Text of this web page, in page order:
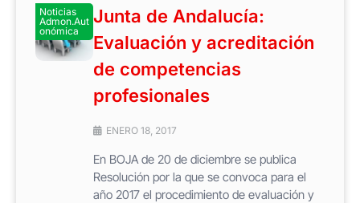
Noticias
Admon.Aut
onómica
Junta de Andalucía:
Evaluación y acreditación
de competencias
profesionales
ENERO 18, 2017
En BOJA de 20 de diciembre se publica
Resolución por la que se convoca para el
año 2017 el procedimiento de evaluación y